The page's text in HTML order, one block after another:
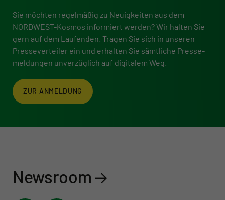
Sie möchten regelmäßig zu Neuigkeiten aus dem
NORDWEST-Kosmos informiert werden? Wir halten Sie
gern auf dem Laufenden. Tragen Sie sich in unseren
Presse­verteiler ein und erhalten Sie sämtliche Presse­
meldungen unverzüglich auf digitalem Weg.
ZUR ANMELDUNG
Newsroom